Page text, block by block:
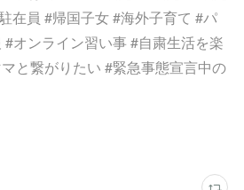
在員 #帰国子女 #海外子育て #パ
オンライン習い事 #自粛生活を楽
と繋がりたい #緊急事態宣言中の